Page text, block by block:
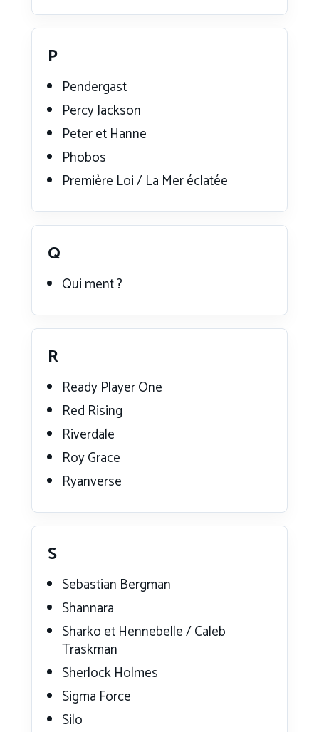
P
Pendergast
Percy Jackson
Peter et Hanne
Phobos
Première Loi / La Mer éclatée
Q
Qui ment ?
R
Ready Player One
Red Rising
Riverdale
Roy Grace
Ryanverse
S
Sebastian Bergman
Shannara
Sharko et Hennebelle / Caleb
Traskman
Sherlock Holmes
Sigma Force
Silo